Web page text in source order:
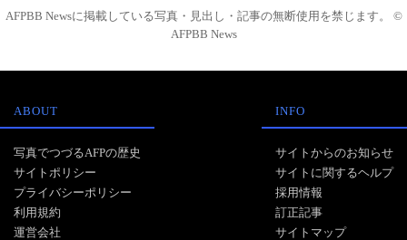
AFPBB Newsに掲載している写真・見出し・記事の無断使用を禁じます。 ©
AFPBB News
ABOUT
写真でつづるAFPの歴史
サイトポリシー
プライバシーポリシー
利用規約
運営会社
INFO
サイトからのお知らせ
サイトに関するヘルプ
採用情報
訂正記事
サイトマップ